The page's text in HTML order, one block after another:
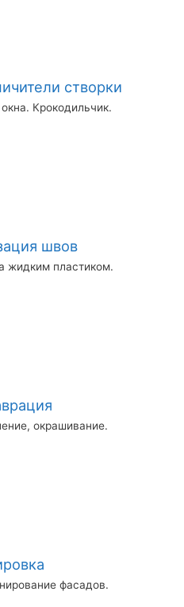
створки
Крокодильчик.
швов
жидким пластиком.
окрашивание.
фасадов.